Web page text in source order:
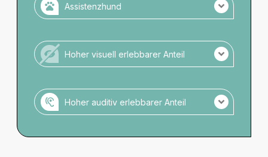
Assistenzhund
Zugelassene Räume: Die Hunde dürfen mit in
Hoher visuell erlebbarer Anteil
Hoher auditiv erlebbarer Anteil